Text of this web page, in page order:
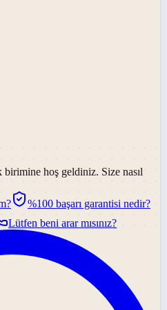
birimine hoş geldiniz. Size nasıl
%100 başarı garantisi nedir?
Lütfen beni arar mısınız?